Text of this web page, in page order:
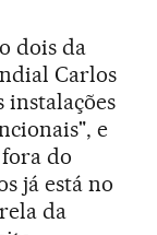
dois da
Carlos
e
do
já está no
da